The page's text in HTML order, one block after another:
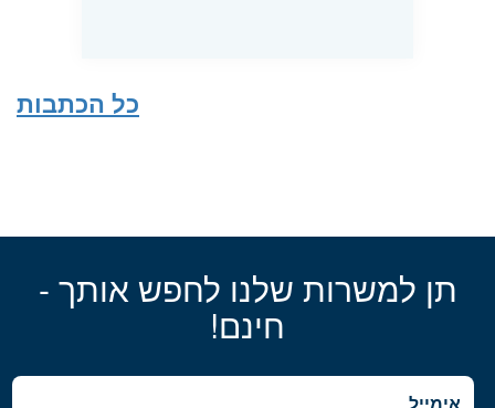
כל הכתבות
תן למשרות שלנו לחפש אותך -
חינם!